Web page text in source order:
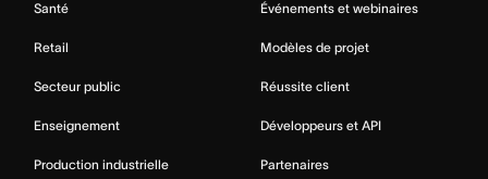
Santé
Retail
Secteur public
Enseignement
Production industrielle
Événements et webinaires
Modèles de projet
Réussite client
Développeurs et API
Partenaires